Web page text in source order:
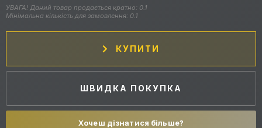
УВАГА! Даний товар продається кратно: 0.1
Мінімальна кількість для замовлення: 0.1
КУПИТИ
ШВИДКА ПОКУПКА
Хочеш дізнатися більше?